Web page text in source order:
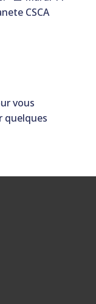
CSCA
vous
quelques